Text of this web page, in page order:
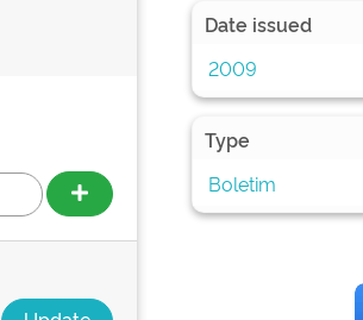
Date issued
2009
Type
Boletim